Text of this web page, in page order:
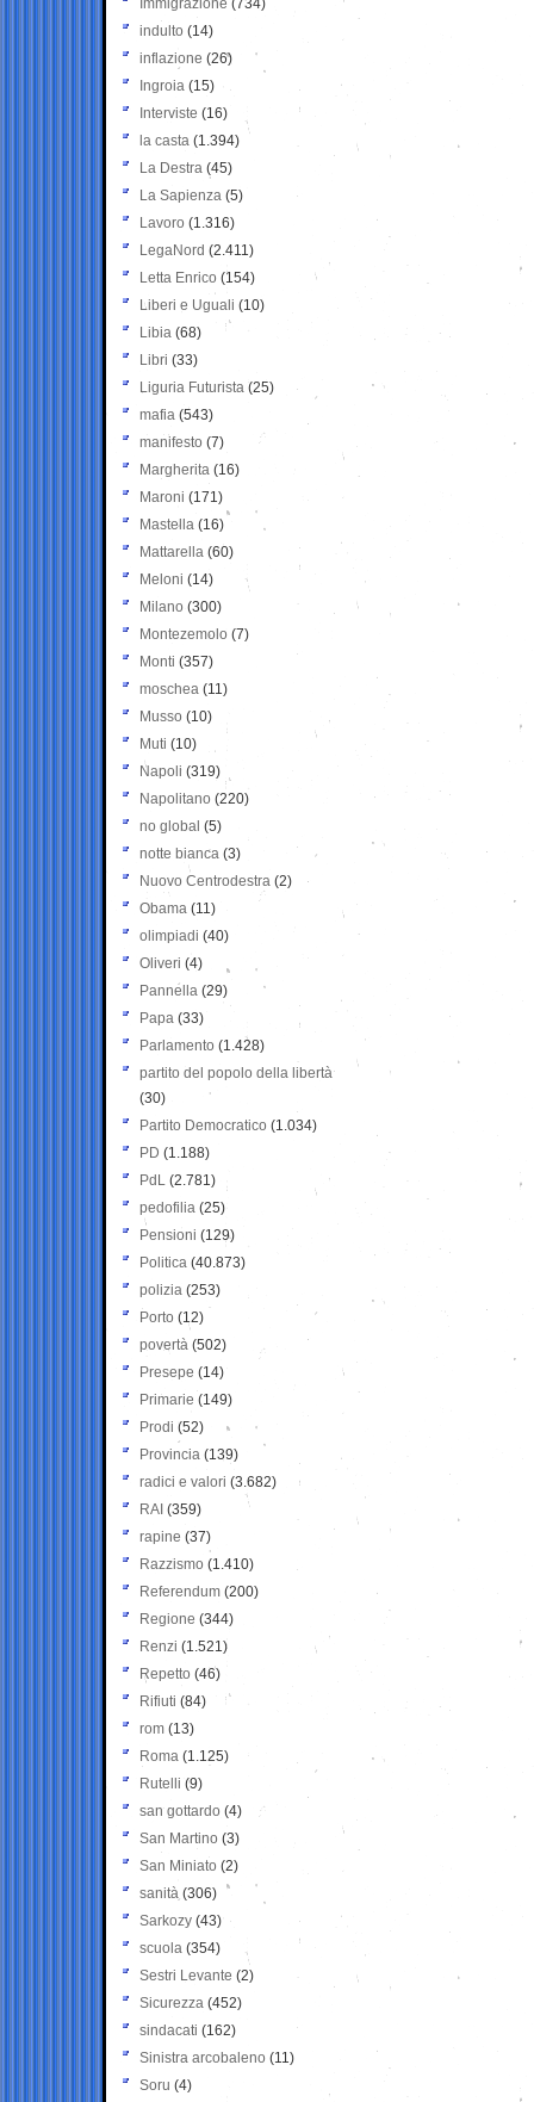
Immigrazione (734)
indulto (14)
inflazione (26)
Ingroia (15)
Interviste (16)
la casta (1.394)
La Destra (45)
La Sapienza (5)
Lavoro (1.316)
LegaNord (2.411)
Letta Enrico (154)
Liberi e Uguali (10)
Libia (68)
Libri (33)
Liguria Futurista (25)
mafia (543)
manifesto (7)
Margherita (16)
Maroni (171)
Mastella (16)
Mattarella (60)
Meloni (14)
Milano (300)
Montezemolo (7)
Monti (357)
moschea (11)
Musso (10)
Muti (10)
Napoli (319)
Napolitano (220)
no global (5)
notte bianca (3)
Nuovo Centrodestra (2)
Obama (11)
olimpiadi (40)
Oliveri (4)
Pannella (29)
Papa (33)
Parlamento (1.428)
partito del popolo della libertà
(30)
Partito Democratico (1.034)
PD (1.188)
PdL (2.781)
pedofilia (25)
Pensioni (129)
Politica (40.873)
polizia (253)
Porto (12)
povertà (502)
Presepe (14)
Primarie (149)
Prodi (52)
Provincia (139)
radici e valori (3.682)
RAI (359)
rapine (37)
Razzismo (1.410)
Referendum (200)
Regione (344)
Renzi (1.521)
Repetto (46)
Rifiuti (84)
rom (13)
Roma (1.125)
Rutelli (9)
san gottardo (4)
San Martino (3)
San Miniato (2)
sanità (306)
Sarkozy (43)
scuola (354)
Sestri Levante (2)
Sicurezza (452)
sindacati (162)
Sinistra arcobaleno (11)
Soru (4)